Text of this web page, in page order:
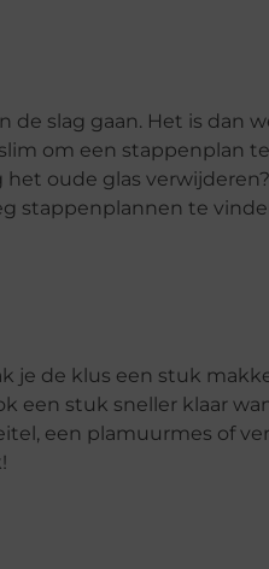
de slag gaan. Het is dan
om een stappenplan
oude glas verwijderen?
stappenplannen te
je de klus een stuk
een stuk sneller klaar
een plamuurmes of